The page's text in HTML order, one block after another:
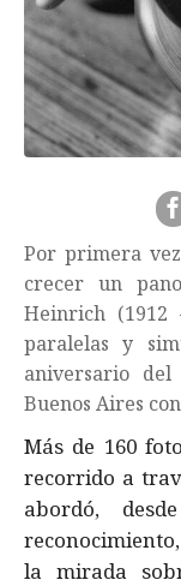
Por primera
crecer un
Heinrich (1912
paralelas y
aniversario
Buenos Aires
Más de 160
recorrido a
abordó,
la mirada